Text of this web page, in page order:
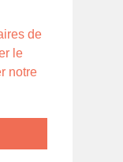
de
le
notre